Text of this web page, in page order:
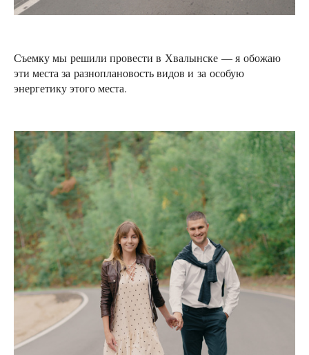
Съемку мы решили провести в Хвалынске — я обожаю
эти места за разноплановость видов и за особую
энергетику этого места.